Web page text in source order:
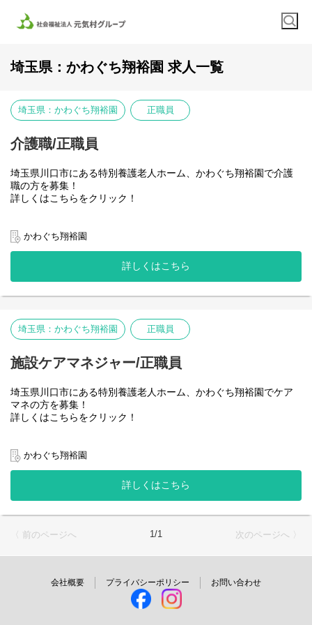
埼玉県：かわぐち翔裕園 求人一覧
埼玉県：かわぐち翔裕園 正職員
介護職/正職員
埼玉県川口市にある特別養護老人ホーム、かわぐち翔裕園で介護
職の方を募集！
詳しくはこちらをクリック！
利用者さまの日常生活をサポートする介護業務全般をお任せしま
す。
・食事・入浴・排泄等の身体介助
・居室清掃・洗濯・買い物代行などの生活援助
・見守り・声かけ・アクティビティ企画、実施
・介護記録の作成・申し送り
かわぐち翔裕園
詳しくはこちら
埼玉県：かわぐち翔裕園 正職員
施設ケアマネジャー/正職員
埼玉県川口市にある特別養護老人ホーム、かわぐち翔裕園でケア
マネの方を募集！
詳しくはこちらをクリック！
特別養護老人ホームでの介護支援専門員（ケアマネジャー）とし
て以下の業務を担当していただきます。
・入所者様の心身状況や生活環境のアセスメント
・ケアプラン（施設サービス計画）の作成・評価・モニタリング
・ご本人・ご家族との面談・説明・相談対応
・介護職・看護職・リハビリ職などとの連携・サービス担当者会
議の開催
・記録の作成・更新、関係機関との情報共有
※施設における「チームケアの要」として、職種間の連携を主導
かわぐち翔裕園
詳しくはこちら
〈 前のページへ 1/1 次のページへ 〉
会社概要 プライバシーポリシー お問い合わせ